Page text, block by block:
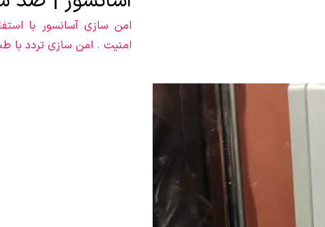
امن سازی آسانسور با
امنیت . امن سازی تردد با